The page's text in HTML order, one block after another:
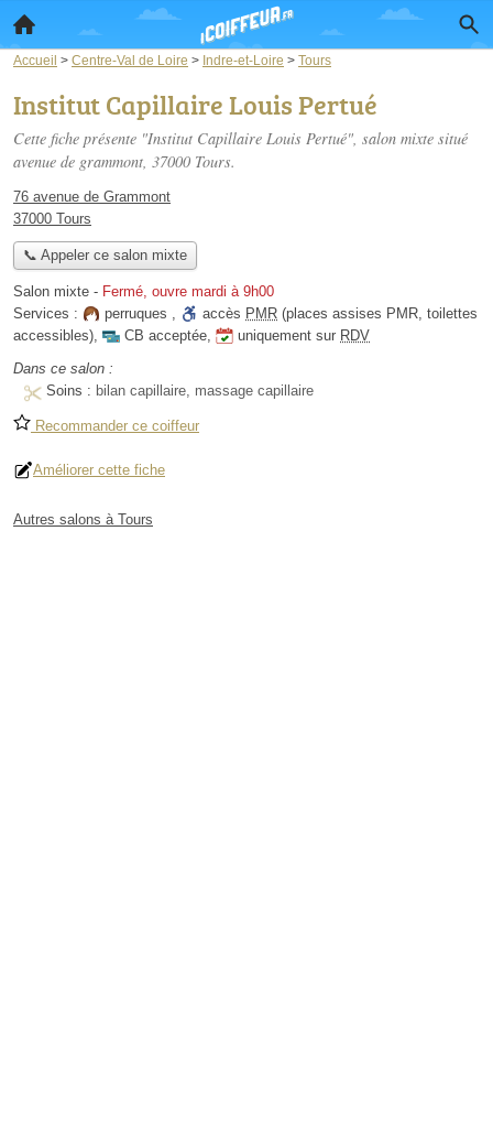
Accueil > Centre-Val de Loire > Indre-et-Loire > Tours
Institut Capillaire Louis Pertué
Cette fiche présente "Institut Capillaire Louis Pertué", salon mixte situé
avenue de grammont, 37000 Tours.
76 avenue de Grammont
37000 Tours
📞 Appeler ce salon mixte
Salon mixte - Fermé, ouvre mardi à 9h00
Services :
perruques , accès PMR (places assises PMR, toilettes
accessibles), CB acceptée, uniquement sur RDV
Dans ce salon :
Soins : bilan capillaire, massage capillaire
Recommander ce coiffeur
Améliorer cette fiche
Autres salons à Tours